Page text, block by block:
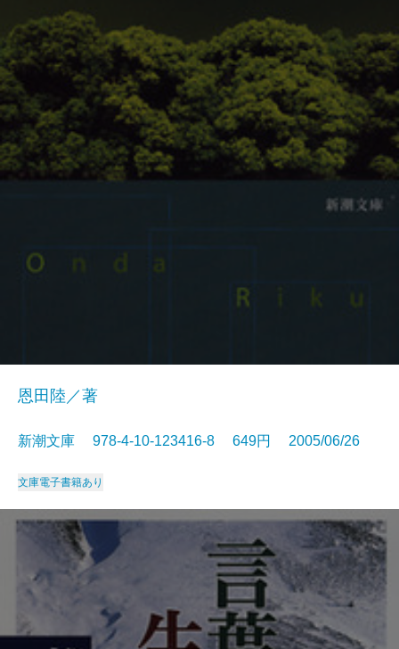
恩田陸／著
新潮文庫 978-4-10-123416-8 649円 2005/06/26
文庫電子書籍あり